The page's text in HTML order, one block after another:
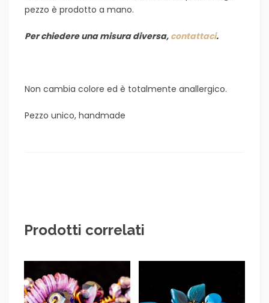
pezzo è prodotto a mano.
Per chiedere una misura diversa, contattaci.
Non cambia colore ed è totalmente anallergico.
Pezzo unico, handmade
Prodotti correlati